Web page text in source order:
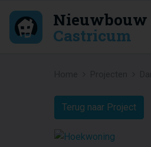
Nieuwbouw
Castricum
Terug naar Project